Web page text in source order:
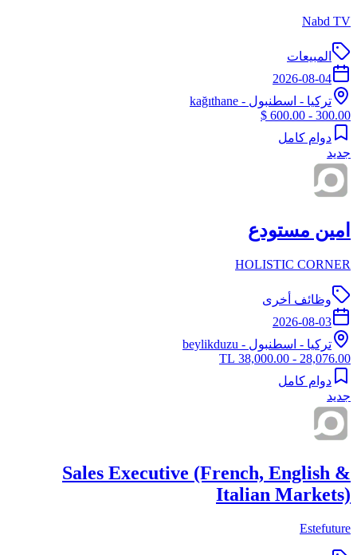
Nabd TV
المبيعات
2026-08-04
تركيا - اسطنبول - kağıthane
300.00 - 600.00 $
دوام كامل
جديد
امين مستودع
HOLISTIC CORNER
وظائف أخرى
2026-08-03
تركيا - اسطنبول - beylikduzu
28,076.00 - 38,000.00 TL
دوام كامل
جديد
Sales Executive (French, English &
Italian Markets)
Estefuture